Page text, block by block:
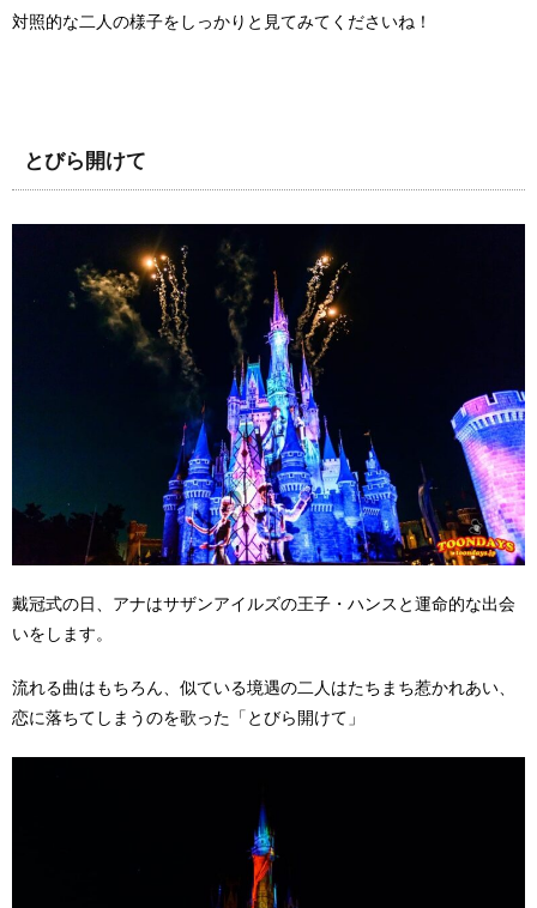
対照的な二人の様子をしっかりと見てみてくださいね！
とびら開けて
戴冠式の日、アナはサザンアイルズの王子・ハンスと運命的な出会
いをします。
流れる曲はもちろん、似ている境遇の二人はたちまち惹かれあい、
恋に落ちてしまうのを歌った「とびら開けて」